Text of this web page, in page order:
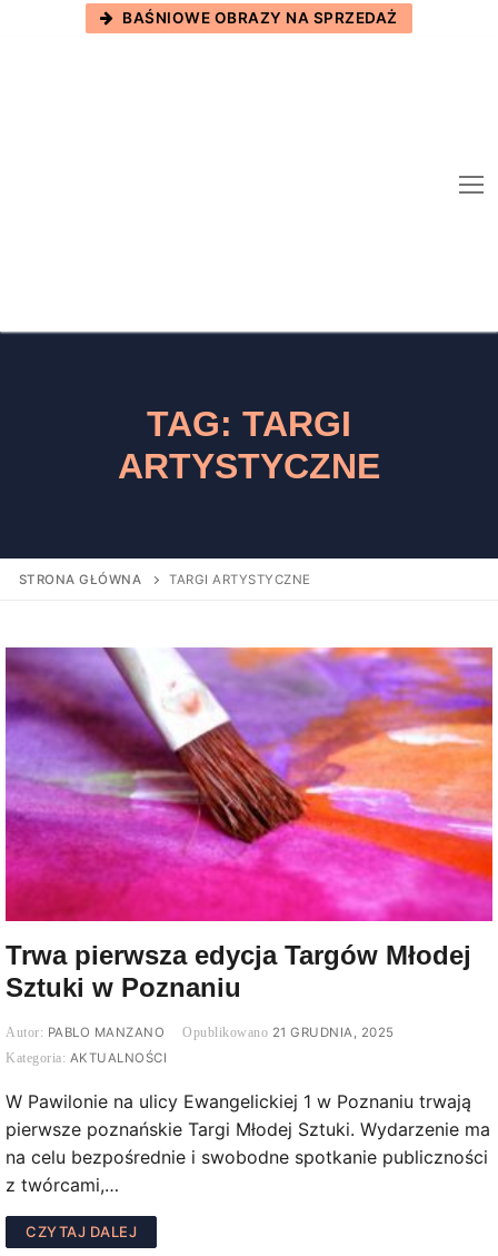
BAŚNIOWE OBRAZY NA SPRZEDAŻ
TAG: TARGI
ARTYSTYCZNE
STRONA GŁÓWNA TARGI ARTYSTYCZNE
Trwa pierwsza edycja Targów Młodej
Sztuki w Poznaniu
PABLO MANZANO
21 GRUDNIA, 2025
AKTUALNOŚCI
W Pawilonie na ulicy Ewangelickiej 1 w Poznaniu trwają
pierwsze poznańskie Targi Młodej Sztuki. Wydarzenie ma
na celu bezpośrednie i swobodne spotkanie publiczności
z twórcami,…
CZYTAJ DALEJ